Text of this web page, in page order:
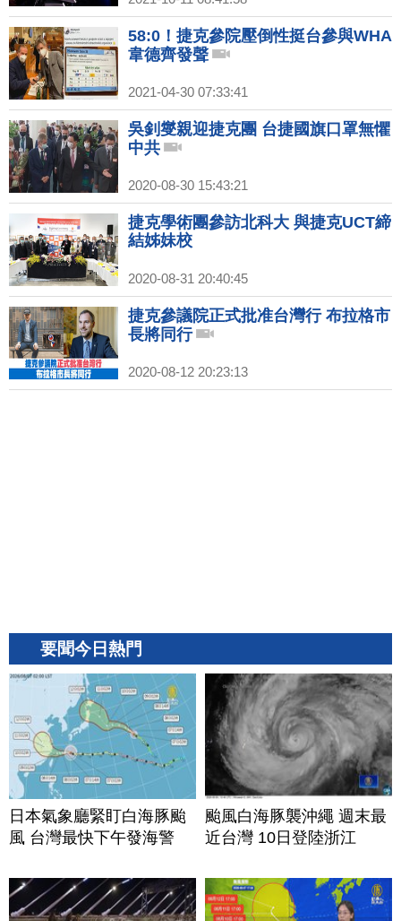
58:0！捷克參院壓倒性挺台參與WHA
韋德齊發聲
2021-04-30 07:33:41
吳釗燮親迎捷克團 台捷國旗口罩無懼
中共
2020-08-30 15:43:21
捷克學術團參訪北科大 與捷克UCT締
結姊妹校
2020-08-31 20:40:45
捷克參議院正式批准台灣行 布拉格市
長將同行
2020-08-12 20:23:13
要聞今日熱門
日本氣象廳緊盯白海豚颱
風 台灣最快下午發海警
颱風白海豚襲沖繩 週末最
近台灣 10日登陸浙江